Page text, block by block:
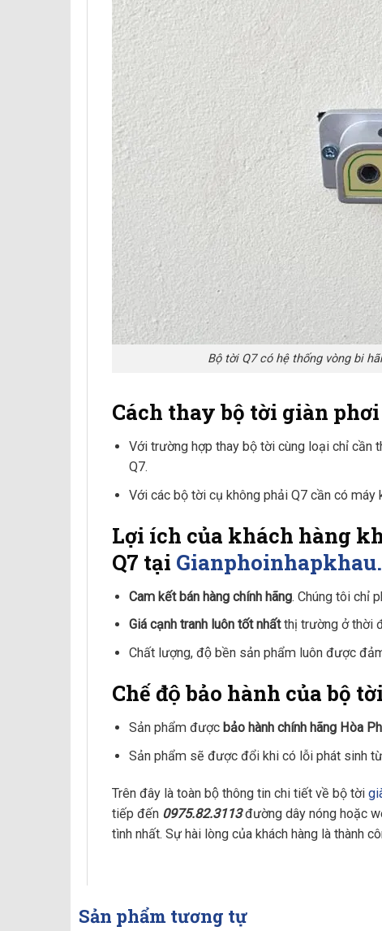
Bộ tời Q7 có hệ thống vòng bi
Cách thay bộ tời giàn phơi
Với trường hợp thay bộ tời cùng loại chỉ cần
Q7.
Với các bộ tời cụ không phải Q7 cần có máy
Lợi ích của khách hàng
Q7 tại
Cam kết bán hàng chính hãng. Chúng tôi chỉ
Giá cạnh tranh luôn tốt nhấtthị trường ở thời
Chất lượng, độ bền sản phẩm luôn được
Chế độ bảo hành của bộ
Sản phẩm được bảo hành chính hãng Hòa
Sản phẩm sẽ được đổi khi có lỗi phát sinh
Trên đây là toàn bộ thông tin chi tiết về bộ tời
tiếp đến 0975.82.3113đường dây nóng hoặc
tình nhất. Sự hài lòng của khách hàng là thành
Sản phẩm tương tự